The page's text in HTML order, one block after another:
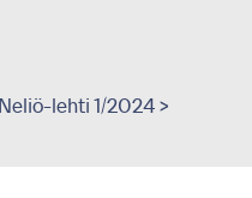
Neliö-lehti 1/2024 >